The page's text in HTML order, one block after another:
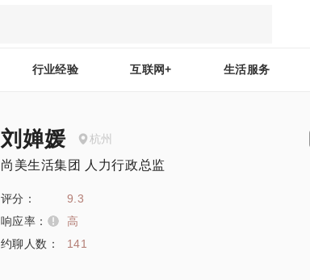
行业经验 互联网+ 生活服务
刘婵媛 杭州
尚美生活集团 人力行政总监
评分：
9.3
响应率：
高
约聊人数：
141